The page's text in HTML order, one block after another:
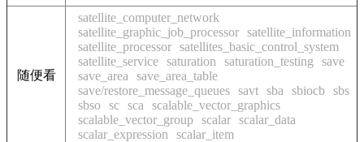
随便看
satellite_computer_network
satellite_graphic_job_processor satellite_information
satellite_processor satellites_basic_control_system
satellite_service saturation saturation_testing
save
save_area
save_area_table
save/restore_message_queues savt sba sbiocb sbs
sbso sc sca
scalable_vector_graphics
scalable_vector_group scalar scalar_data
scalar_expression
scalar_item